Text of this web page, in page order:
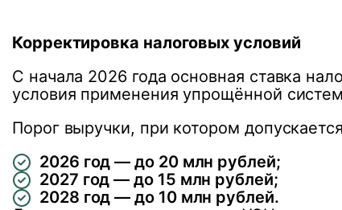
Корректировка налоговых условий
С начала 2026 года основная ставка
условия применения упрощённой
Порог выручки, при котором
2026 год — до 20 млн рублей;
2027 год — до 15 млн рублей;
2028 год — до 10 млн рублей.